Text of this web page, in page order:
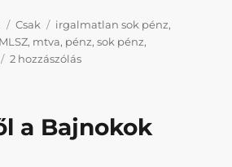
Kategória
Csak Címke
irgalmatlan sok pénz,
MLSZ, mtva, pénz,sok pénz,
2 hozzászólásNahát,
az
a Bajnokok